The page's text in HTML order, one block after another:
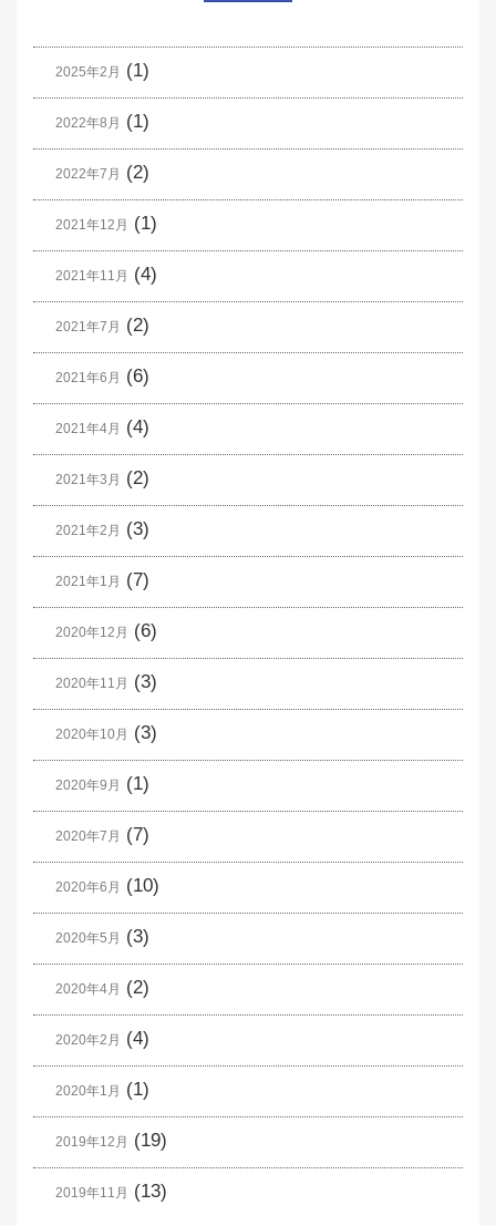
2025年2月 (1)
2022年8月 (1)
2022年7月 (2)
2021年12月 (1)
2021年11月 (4)
2021年7月 (2)
2021年6月 (6)
2021年4月 (4)
2021年3月 (2)
2021年2月 (3)
2021年1月 (7)
2020年12月 (6)
2020年11月 (3)
2020年10月 (3)
2020年9月 (1)
2020年7月 (7)
2020年6月 (10)
2020年5月 (3)
2020年4月 (2)
2020年2月 (4)
2020年1月 (1)
2019年12月 (19)
2019年11月 (13)